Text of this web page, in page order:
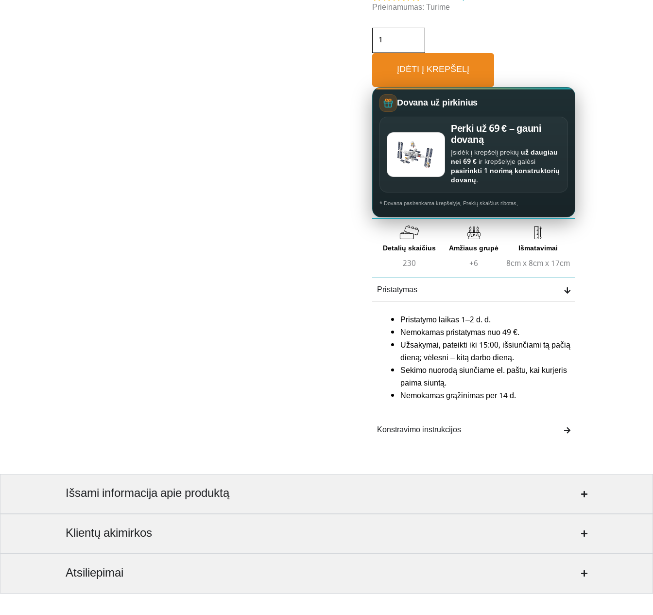
Prieinamumas:Turime
produkto
Konstruktorius
Kosmetikos
parduotuvė
ĮDĖTI Į KREPŠELĮ
Dovana už pirkinius
Perki už 69 € – gauni
dovaną
Įsidėk į krepšelį prekiųuž daugiau
nei 69 € ir krepšelyje galėsi
pasirinkti 1 norimą konstruktorių
dovanų.
* Dovana pasirenkama krepšelyje. Prekių skaičius ribotas.
Detalių skaičius Amžiaus grupė Išmatavimai
230 +6 8cm x 8cm x 17cm
Pristatymas
Pristatymo laikas 1–2 d. d.
Nemokamas pristatymas nuo 49 €.
Užsakymai, pateikti iki 15:00, išsiunčiami tą pačią
dieną; vėlesni – kitą darbo dieną.
Sekimo nuorodą siunčiame el. paštu, kai kurjeris
paima siuntą.
Nemokamas grąžinimas per 14 d.
Konstravimo instrukcijos
Išsami informacija apie produktą
Klientų akimirkos
Atsiliepimai